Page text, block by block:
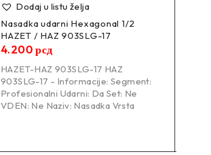
Dodaj u listu želja
Nasadka udarni Hexagonal 1/2
HAZET / HAZ 903SLG-17
4.200рсд
HAZET-HAZ 903SLG-17 HAZ
903SLG-17 - Informacije: Segment:
Profesionalni Udarni: Da Set: Ne
VDEN: Ne Naziv: Nasadka Vrsta